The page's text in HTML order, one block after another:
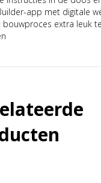
app met digitale
bouwproces extra leuk